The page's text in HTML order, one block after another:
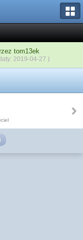
tom13ek
2019-04-27 )